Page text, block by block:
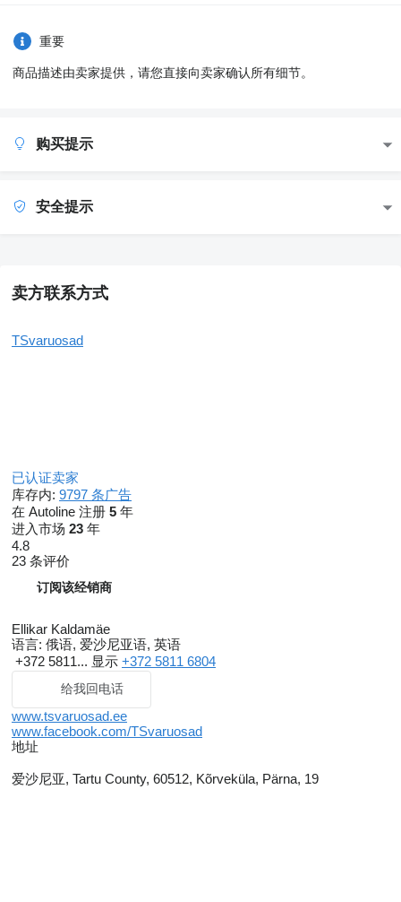
重要
商品描述由卖家提供，请您直接向卖家确认所有细节。
购买提示
安全提示
卖方联系方式
TSvaruosad
已认证卖家
库存内: 9797 条广告
在 Autoline 注册 5 年
进入市场 23 年
4.8
23 条评价
订阅该经销商
Ellikar Kaldamäe
语言: 俄语, 爱沙尼亚语, 英语
+372 5811... 显示 +372 5811 6804
给我回电话
www.tsvaruosad.ee
www.facebook.com/TSvaruosad
地址
爱沙尼亚, Tartu County, 60512, Kõrveküla, Pärna, 19